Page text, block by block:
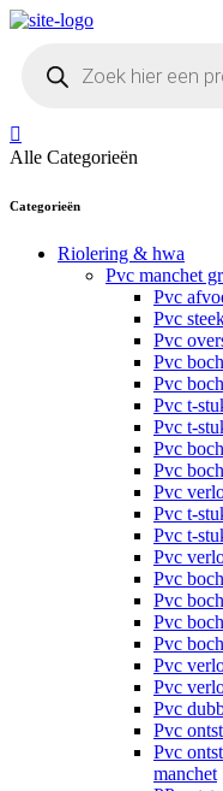
Skip
content
zoeken
Alle Categorieën
Categorieën
Riolering & hwa
Pvc manchet
Pvc
Pvc
Pvc
Pvc
Pvc
Pvc t-
Pvc t-
Pvc
Pvc
Pvc
Pvc t-
Pvc t-
Pvc
Pvc
Pvc
Pvc
Pvc
Pvc
Pvc
Pvc
Pvc
Pvc
manchet